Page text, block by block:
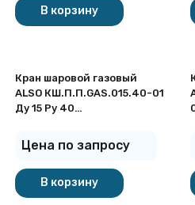
В корзину
Кран шаровой газовый
ALSO КШ.П.П.GAS.015.40-01
Ду 15 Ру 40
приварку
Цена по запросу
В корзину